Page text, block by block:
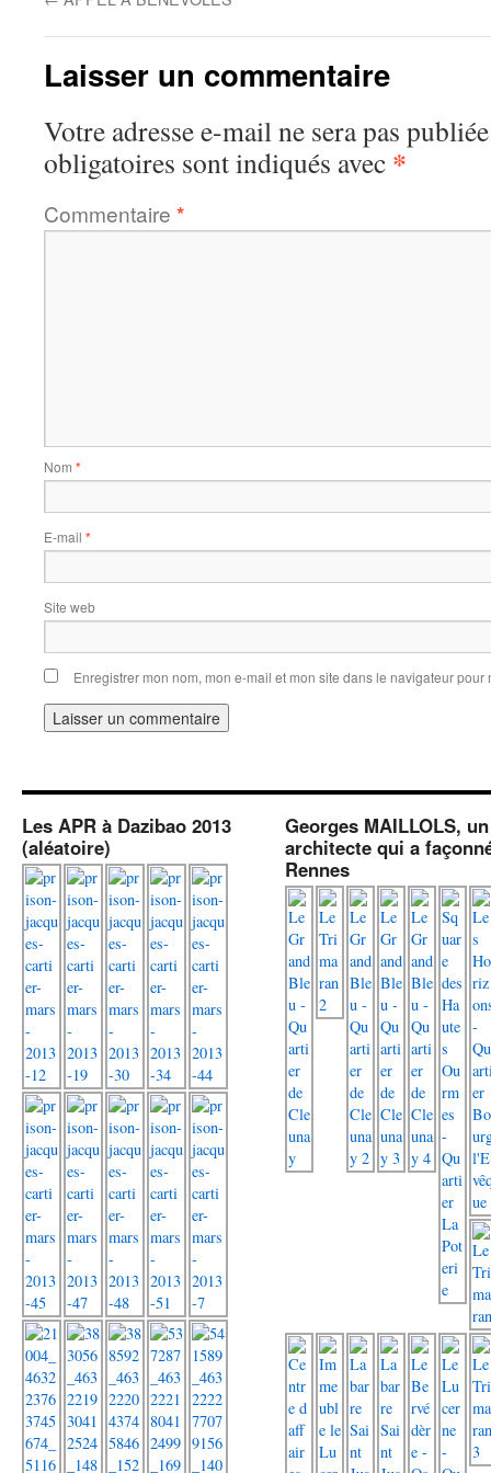
Laisser un commentaire
Votre adresse e-mail ne sera pas
obligatoires sont indiqués avec *
Commentaire *
Nom *
E-mail *
Site web
Enregistrer mon nom, mon e-mail et mon site dans le navigateur
Les APR à Dazibao 2013
(aléatoire)
Georges MAILLOLS, un
architecte qui a
Rennes